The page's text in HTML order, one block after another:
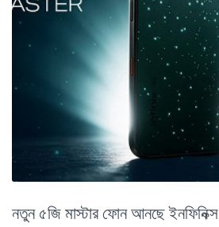
নতুন ৫জি মাস্টার ফোন আনছে ইনফিনিক্স